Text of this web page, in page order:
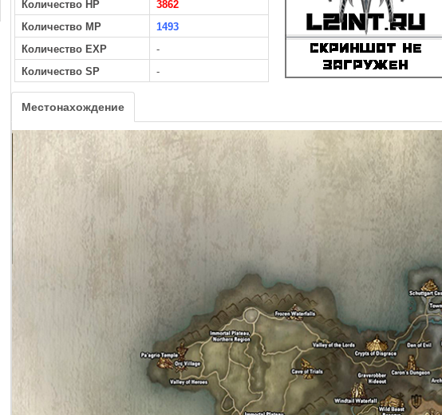
Количество HP
3862
Количество MP
1493
Количество EXP
-
Количество SP
-
Местонахождение